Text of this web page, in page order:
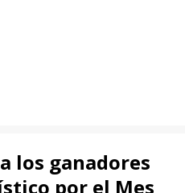
los ganadores
por el Mes